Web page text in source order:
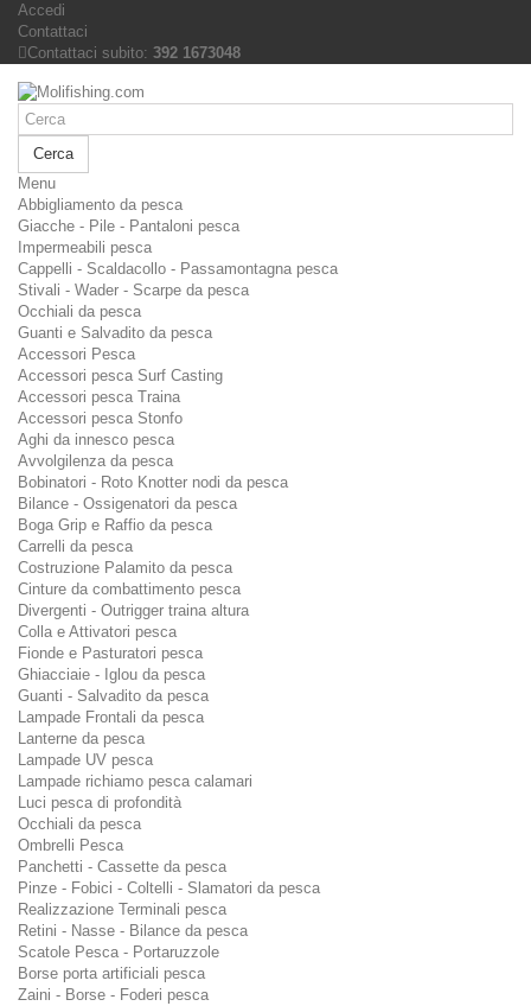
Accedi
Contattaci
Contattaci subito: 392 1673048
Cerca
Menu
Abbigliamento da pesca
Giacche - Pile - Pantaloni pesca
Impermeabili pesca
Cappelli - Scaldacollo - Passamontagna pesca
Stivali - Wader - Scarpe da pesca
Occhiali da pesca
Guanti e Salvadito da pesca
Accessori Pesca
Accessori pesca Surf Casting
Accessori pesca Traina
Accessori pesca Stonfo
Aghi da innesco pesca
Avvolgilenza da pesca
Bobinatori - Roto Knotter nodi da pesca
Bilance - Ossigenatori da pesca
Boga Grip e Raffio da pesca
Carrelli da pesca
Costruzione Palamito da pesca
Cinture da combattimento pesca
Divergenti - Outrigger traina altura
Colla e Attivatori pesca
Fionde e Pasturatori pesca
Ghiacciaie - Iglou da pesca
Guanti - Salvadito da pesca
Lampade Frontali da pesca
Lanterne da pesca
Lampade UV pesca
Lampade richiamo pesca calamari
Luci pesca di profondità
Occhiali da pesca
Ombrelli Pesca
Panchetti - Cassette da pesca
Pinze - Fobici - Coltelli - Slamatori da pesca
Realizzazione Terminali pesca
Retini - Nasse - Bilance da pesca
Scatole Pesca - Portaruzzole
Borse porta artificiali pesca
Zaini - Borse - Foderi pesca